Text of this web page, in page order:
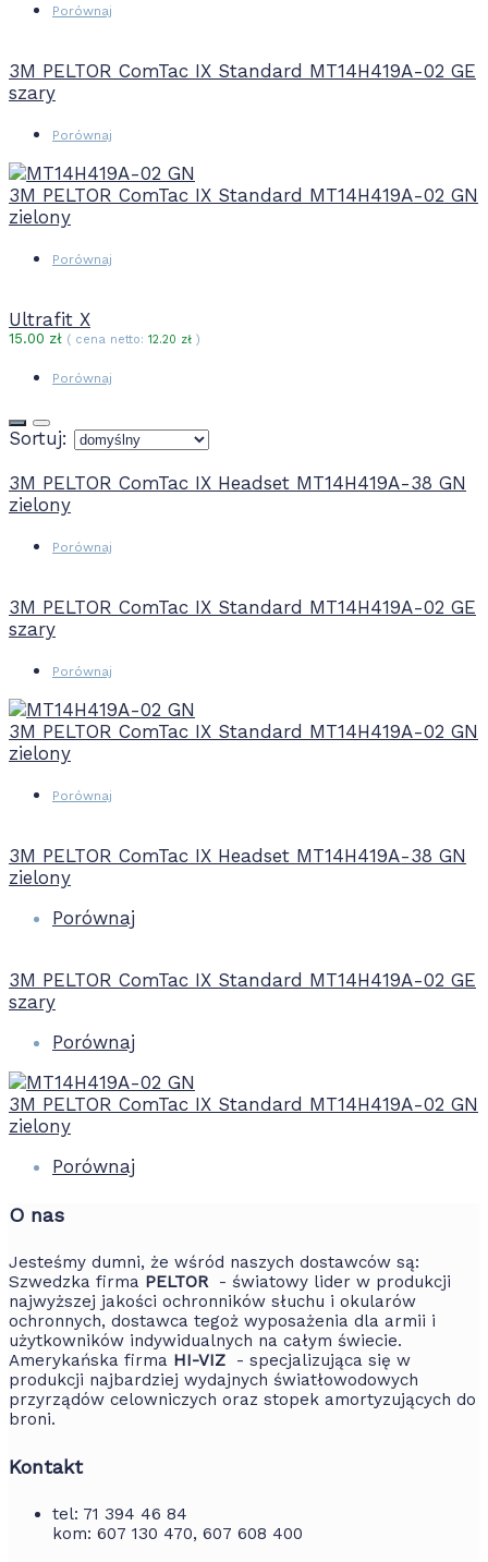
Porównaj
3M PELTOR ComTac IX Standard MT14H419A-02 GE
szary
Porównaj
3M PELTOR ComTac IX Standard MT14H419A-02 GN
zielony
Porównaj
Ultrafit X
15.00 zł ( cena netto: 12.20 zł )
Porównaj
Sortuj:
3M PELTOR ComTac IX Headset MT14H419A-38 GN
zielony
Porównaj
3M PELTOR ComTac IX Standard MT14H419A-02 GE
szary
Porównaj
3M PELTOR ComTac IX Standard MT14H419A-02 GN
zielony
Porównaj
3M PELTOR ComTac IX Headset MT14H419A-38 GN
zielony
Porównaj
3M PELTOR ComTac IX Standard MT14H419A-02 GE
szary
Porównaj
3M PELTOR ComTac IX Standard MT14H419A-02 GN
zielony
Porównaj
O nas
Jesteśmy dumni, że wśród naszych dostawców są:
Szwedzka firma PELTOR- światowy lider w produkcji
najwyższej jakości ochronników słuchu i okularów
ochronnych, dostawca tegoż wyposażenia dla armii i
użytkowników indywidualnych na całym świecie.
Amerykańska firma HI-VIZ - specjalizująca się w
produkcji najbardziej wydajnych światłowodowych
przyrządów celowniczych oraz stopek amortyzujących do
broni.
Kontakt
tel: 71 394 46 84
kom: 607 130 470, 607 608 400